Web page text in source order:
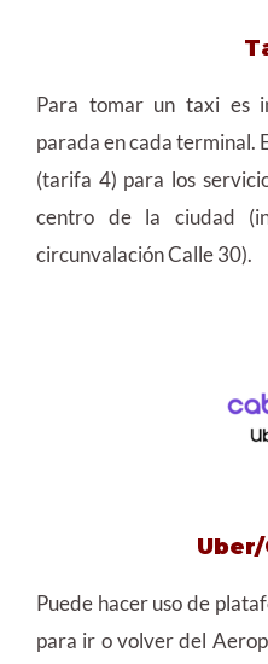
Para tomar un taxi es
parada en cada terminal.
(tarifa 4) para los
centro de la ciudad
circunvalación Calle 30).
Puede hacer uso de
para ir o volver del